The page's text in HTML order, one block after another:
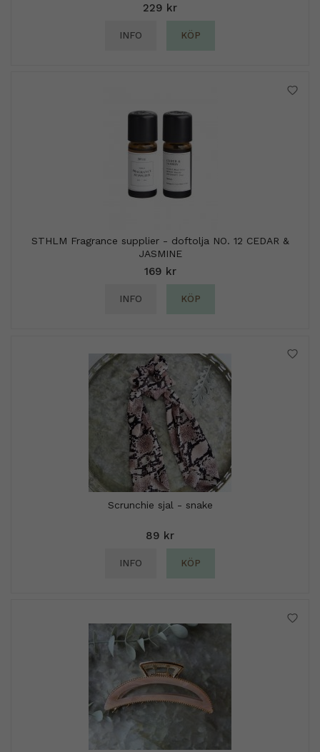
229 kr
INFO KÖP
STHLM Fragrance supplier - doftolja NO. 12 CEDAR &
JASMINE
169 kr
INFO KÖP
Scrunchie sjal - snake
89 kr
INFO KÖP